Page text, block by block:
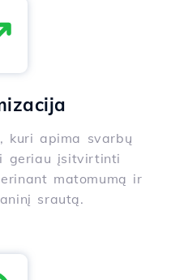
kuri apima svarbų
geriau įsitvirtinti
matomumą ir
srautą.